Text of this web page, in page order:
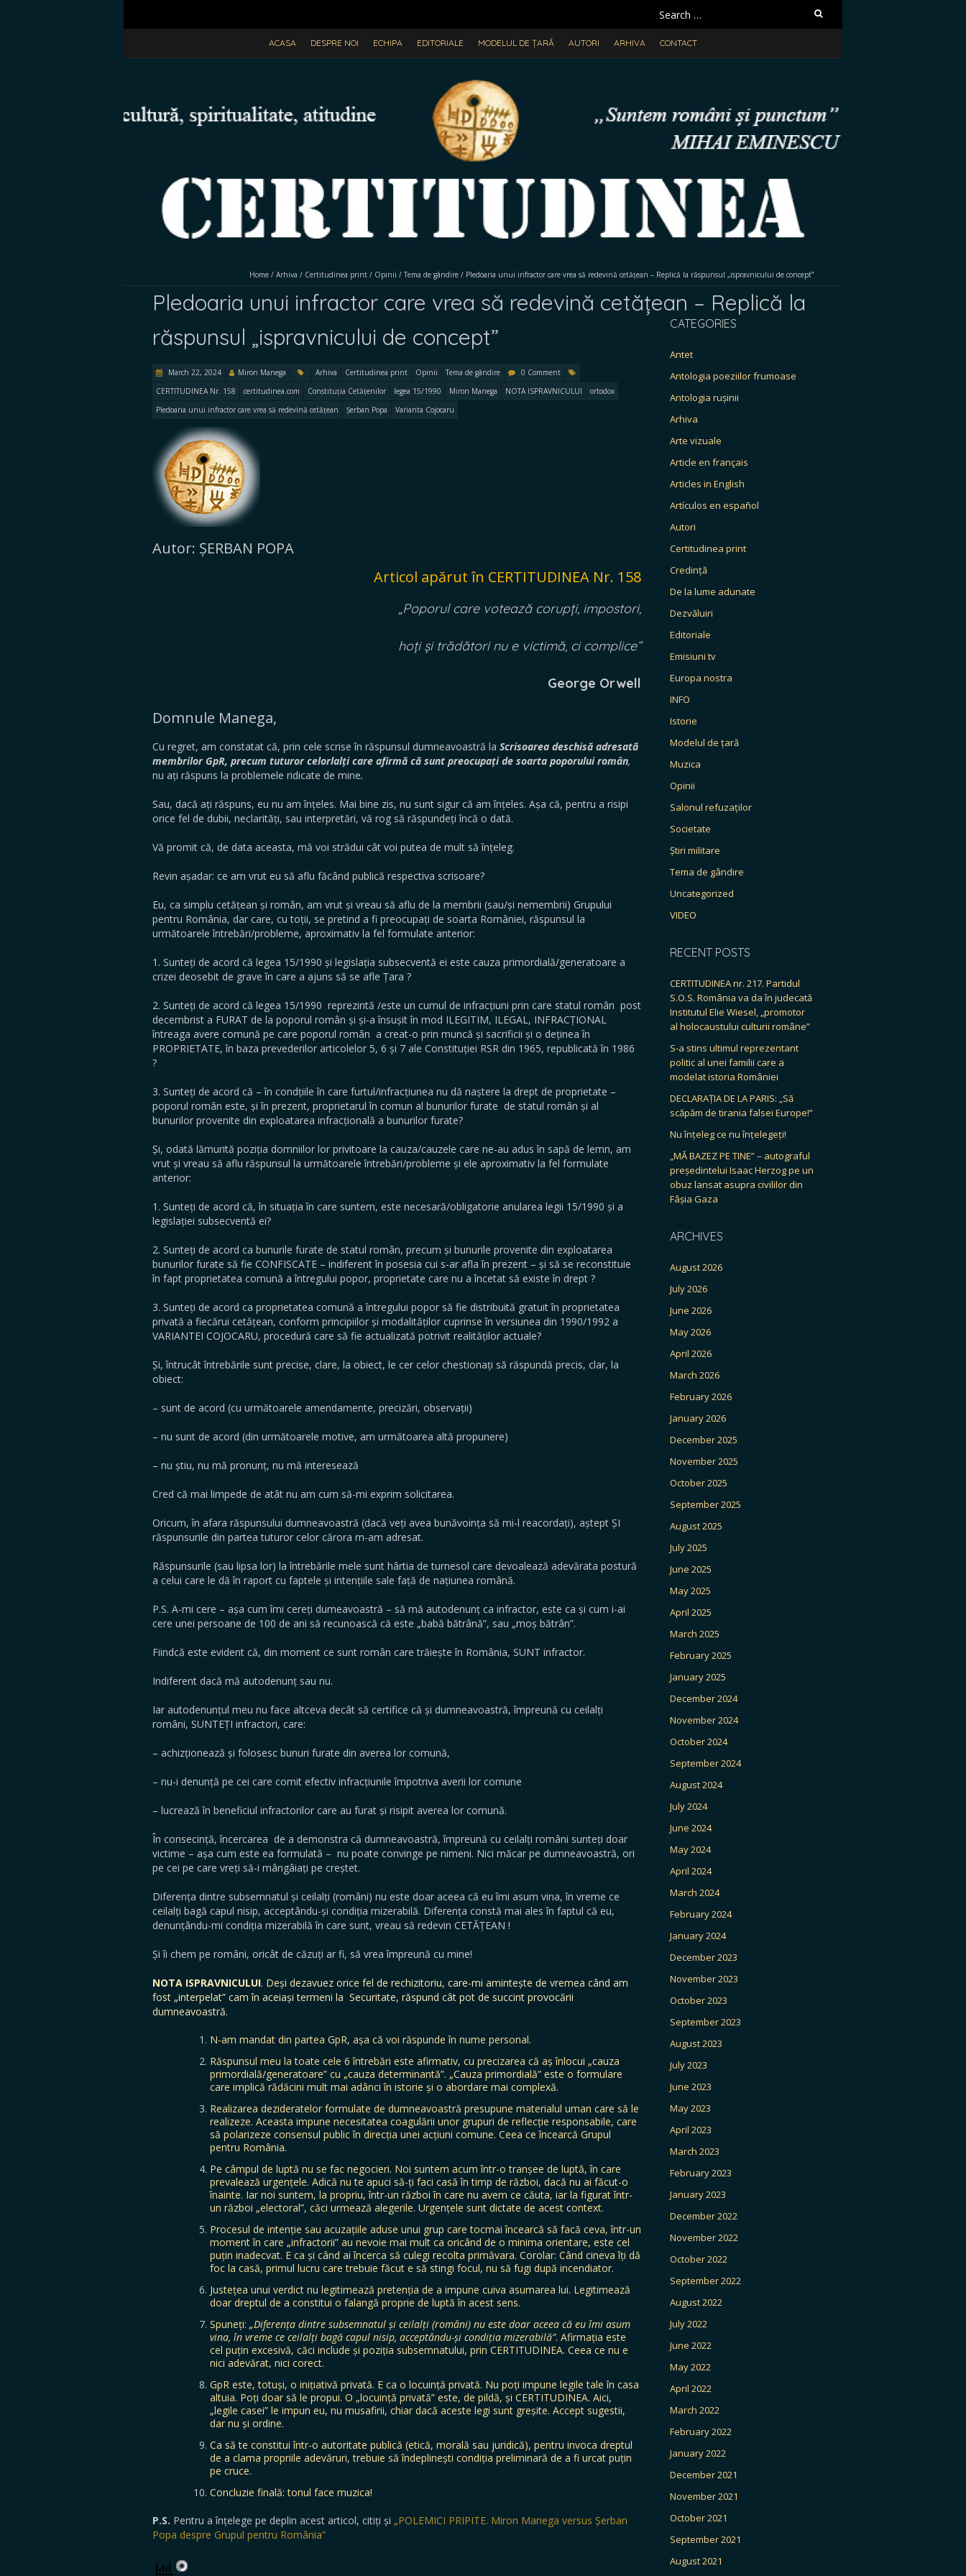
Search
for:
ACASA DESPRE NOI ECHIPA EDITORIALE MODELUL DE ȚARĂ AUTORI ARHIVA CONTACT
Home / Arhiva / Certitudinea print / Opinii / Tema de gândire / Pledoaria unui infractor care vrea să redevină cetățean – Replică la răspunsul „ispravnicului de concept”
Pledoaria unui infractor care vrea să redevină cetățean – Replică la
răspunsul „ispravnicului de concept”
March 22, 2024 Miron Manega Arhiva Certitudinea print Opinii Tema de gândire
0 Comment
CERTITUDINEA Nr. 158
certitudinea.com Constituția Cetățenilor legea 15/1990 Miron Manega NOTA ISPRAVNICULUI
ortodox
Pledoaria unui infractor care vrea să redevină cetățean
Șerban Popa Varianta Cojocaru
Autor: ȘERBAN POPA
Articol apărut în CERTITUDINEA Nr. 158
„Poporul care votează corupți, impostori,
hoți și trădători nu e victimă, ci complice”
George Orwell
Domnule Manega,
Cu regret, am constatat că, prin cele scrise în răspunsul dumneavoastră la Scrisoarea deschisă adresată
membrilor GpR, precum tuturor celorlalți care afirmă că sunt preocupați de soarta poporului român,
nu ați răspuns la problemele ridicate de mine.
Sau, dacă ați răspuns, eu nu am înțeles. Mai bine zis, nu sunt sigur că am înțeles. Așa că, pentru a risipi
orice fel de dubii, neclarități, sau interpretări, vă rog să răspundeți încă o dată.
Vă promit că, de data aceasta, mă voi strădui cât voi putea de mult să înțeleg.
Revin așadar: ce am vrut eu să aflu făcând publică respectiva scrisoare?
Eu, ca simplu cetățean și român, am vrut și vreau să aflu de la membrii (sau/și nemembrii) Grupului
pentru România, dar care, cu toții, se pretind a fi preocupați de soarta României, răspunsul la
următoarele întrebări/probleme, aproximativ la fel formulate anterior:
1. Sunteți de acord că legea 15/1990 și legislația subsecventă ei este cauza primordială/generatoare a
crizei deosebit de grave în care a ajuns să se afle Țara ?
2. Sunteți de acord că legea 15/1990 reprezintă /este un cumul de infracțiuni prin care statul român post
decembrist a FURAT de la poporul român și și-a însușit în mod ILEGITIM, ILEGAL, INFRACȚIONAL
întreaga avere comună pe care poporul român a creat-o prin muncă și sacrificii și o deținea în
PROPRIETATE, în baza prevederilor articolelor 5, 6 și 7 ale Constituției RSR din 1965, republicată în 1986
?
3. Sunteți de acord că – în condțiile în care furtul/infracțiunea nu dă naștere la drept de proprietate –
poporul român este, și în prezent, proprietarul în comun al bunurilor furate de statul român și al
bunurilor provenite din exploatarea infracțională a bunurilor furate?
Și, odată lămurită poziția domniilor lor privitoare la cauza/cauzele care ne-au adus în sapă de lemn, am
vrut și vreau să aflu răspunsul la următoarele întrebări/probleme și ele aproximativ la fel formulate
anterior:
1. Sunteți de acord că, în situația în care suntem, este necesară/obligatorie anularea legii 15/1990 și a
legislației subsecventă ei?
2. Sunteți de acord ca bunurile furate de statul român, precum și bunurile provenite din exploatarea
bunurilor furate să fie CONFISCATE – indiferent în posesia cui s-ar afla în prezent – și să se reconstituie
în fapt proprietatea comună a întregului popor, proprietate care nu a încetat să existe în drept ?
3. Sunteți de acord ca proprietatea comună a întregului popor să fie distribuită gratuit în proprietatea
privată a fiecărui cetățean, conform principiilor și modalităților cuprinse în versiunea din 1990/1992 a
VARIANTEI COJOCARU, procedură care să fie actualizată potrivit realităților actuale?
Și, întrucât întrebările sunt precise, clare, la obiect, le cer celor chestionați să răspundă precis, clar, la
obiect:
– sunt de acord (cu următoarele amendamente, precizări, observații)
– nu sunt de acord (din următoarele motive, am următoarea altă propunere)
– nu știu, nu mă pronunț, nu mă interesează
Cred că mai limpede de atât nu am cum să-mi exprim solicitarea.
Oricum, în afara răspunsului dumneavoastră (dacă veți avea bunăvoința să mi-l reacordați), aștept ȘI
răspunsurile din partea tuturor celor cărora m-am adresat.
Răspunsurile (sau lipsa lor) la întrebările mele sunt hârtia de turnesol care devoalează adevărata postură
a celui care le dă în raport cu faptele și intențiile sale față de națiunea română.
P.S. A-mi cere – așa cum îmi cereți dumeavoastră – să mă autodenunț ca infractor, este ca și cum i-ai
cere unei persoane de 100 de ani să recunoască că este „babă bătrână”, sau „moș bătrân”.
Fiindcă este evident că, din moment ce sunt român care trăiește în România, SUNT infractor.
Indiferent dacă mă autodenunț sau nu.
Iar autodenunțul meu nu face altceva decât să certifice că și dumneavoastră, împreună cu ceilalți
români, SUNTEȚI infractori, care:
– achizționează și folosesc bunuri furate din averea lor comună,
– nu-i denunță pe cei care comit efectiv infracțiunile împotriva averii lor comune
– lucrează în beneficiul infractorilor care au furat și risipit averea lor comună.
În consecință, încercarea de a demonstra că dumneavoastră, împreună cu ceilalți români sunteți doar
victime – așa cum este ea formulată – nu poate convinge pe nimeni. Nici măcar pe dumneavoastră, ori
pe cei pe care vreți să-i mângâiați pe creștet.
Diferența dintre subsemnatul și ceilalți (români) nu este doar aceea că eu îmi asum vina, în vreme ce
ceilalți bagă capul nisip, acceptându-și condiția mizerabilă. Diferența constă mai ales în faptul că eu,
denunțându-mi condiția mizerabilă în care sunt, vreau să redevin CETĂȚEAN !
Și îi chem pe români, oricât de căzuți ar fi, să vrea împreună cu mine!
NOTA ISPRAVNICULUI. Deși dezavuez orice fel de rechizitoriu, care-mi amintește de vremea când am
fost „interpelat” cam în aceiași termeni la Securitate, răspund cât pot de succint provocării
dumneavoastră.
N-am mandat din partea GpR, așa că voi răspunde în nume personal.
Răspunsul meu la toate cele 6 întrebări este afirmativ, cu precizarea că aș înlocui „cauza
primordială/generatoare” cu „cauza determinantă”. „Cauza primordială” este o formulare
care implică rădăcini mult mai adânci în istorie și o abordare mai complexă.
Realizarea dezideratelor formulate de dumneavoastră presupune materialul uman care să le
realizeze. Aceasta impune necesitatea coagulării unor grupuri de reflecție responsabile, care
să polarizeze consensul public în direcția unei acțiuni comune. Ceea ce încearcă Grupul
pentru România.
Pe câmpul de luptă nu se fac negocieri. Noi suntem acum într-o tranșee de luptă, în care
prevalează urgențele. Adică nu te apuci să-ți faci casă în timp de război, dacă nu ai făcut-o
înainte. Iar noi suntem, la propriu, într-un război în care nu avem ce căuta, iar la figurat într-
un război „electoral”, căci urmează alegerile. Urgențele sunt dictate de acest context.
Procesul de intenție sau acuzațiile aduse unui grup care tocmai încearcă să facă ceva, într-un
moment în care „infractorii” au nevoie mai mult ca oricând de o minima orientare, este cel
puțin inadecvat. E ca și când ai încerca să culegi recolta primăvara. Corolar: Când cineva îți dă
foc la casă, primul lucru care trebuie făcut e să stingi focul, nu să fugi după incendiator.
Justețea unui verdict nu legitimează pretenția de a impune cuiva asumarea lui. Legitimează
doar dreptul de a constitui o falangă proprie de luptă în acest sens.
Spuneți: „Diferența dintre subsemnatul și ceilalți (români) nu este doar aceea că eu îmi asum
vina, în vreme ce ceilalți bagă capul nisip, acceptându-și condiția mizerabilă”. Afirmația este
cel puțin excesivă, căci include și poziția subsemnatului, prin CERTITUDINEA. Ceea ce nu e
nici adevărat, nici corect.
GpR este, totuși, o inițiativă privată. E ca o locuință privată. Nu poți impune legile tale în casa
altuia. Poți doar să le propui. O „locuință privată” este, de pildă, și CERTITUDINEA. Aici,
„legile casei” le impun eu, nu musafirii, chiar dacă aceste legi sunt greșite. Accept sugestii,
dar nu și ordine.
Ca să te constitui într-o autoritate publică (etică, morală sau juridică), pentru invoca dreptul
de a clama propriile adevăruri, trebuie să îndeplinești condiția preliminară de a fi urcat puțin
pe cruce.
Concluzie finală: tonul face muzica!
P.S. Pentru a înțelege pe deplin acest articol, citiți și „POLEMICI PRIPITE. Miron Manega versus Șerban
Popa despre Grupul pentru România”
CATEGORIES
Antet
Antologia poeziilor frumoase
Antologia rușinii
Arhiva
Arte vizuale
Article en français
Articles in English
Artículos en español
Autori
Certitudinea print
Credință
De la lume adunate
Dezvăluiri
Editoriale
Emisiuni tv
Europa nostra
INFO
Istorie
Modelul de țară
Muzica
Opinii
Salonul refuzaților
Societate
Știri militare
Tema de gândire
Uncategorized
VIDEO
RECENT POSTS
CERTITUDINEA nr. 217. Partidul
S.O.S. România va da în judecată
Institutul Elie Wiesel, „promotor
al holocaustului culturii române”
S-a stins ultimul reprezentant
politic al unei familii care a
modelat istoria României
DECLARAȚIA DE LA PARIS: „Să
scăpăm de tirania falsei Europe!”
Nu înțeleg ce nu înțelegeți!
„MĂ BAZEZ PE TINE” – autograful
președintelui Isaac Herzog pe un
obuz lansat asupra civililor din
Fâșia Gaza
ARCHIVES
August 2026
July 2026
June 2026
May 2026
April 2026
March 2026
February 2026
January 2026
December 2025
November 2025
October 2025
September 2025
August 2025
July 2025
June 2025
May 2025
April 2025
March 2025
February 2025
January 2025
December 2024
November 2024
October 2024
September 2024
August 2024
July 2024
June 2024
May 2024
April 2024
March 2024
February 2024
January 2024
December 2023
November 2023
October 2023
September 2023
August 2023
July 2023
June 2023
May 2023
April 2023
March 2023
February 2023
January 2023
December 2022
November 2022
October 2022
September 2022
August 2022
July 2022
June 2022
May 2022
April 2022
March 2022
February 2022
January 2022
December 2021
November 2021
October 2021
September 2021
August 2021